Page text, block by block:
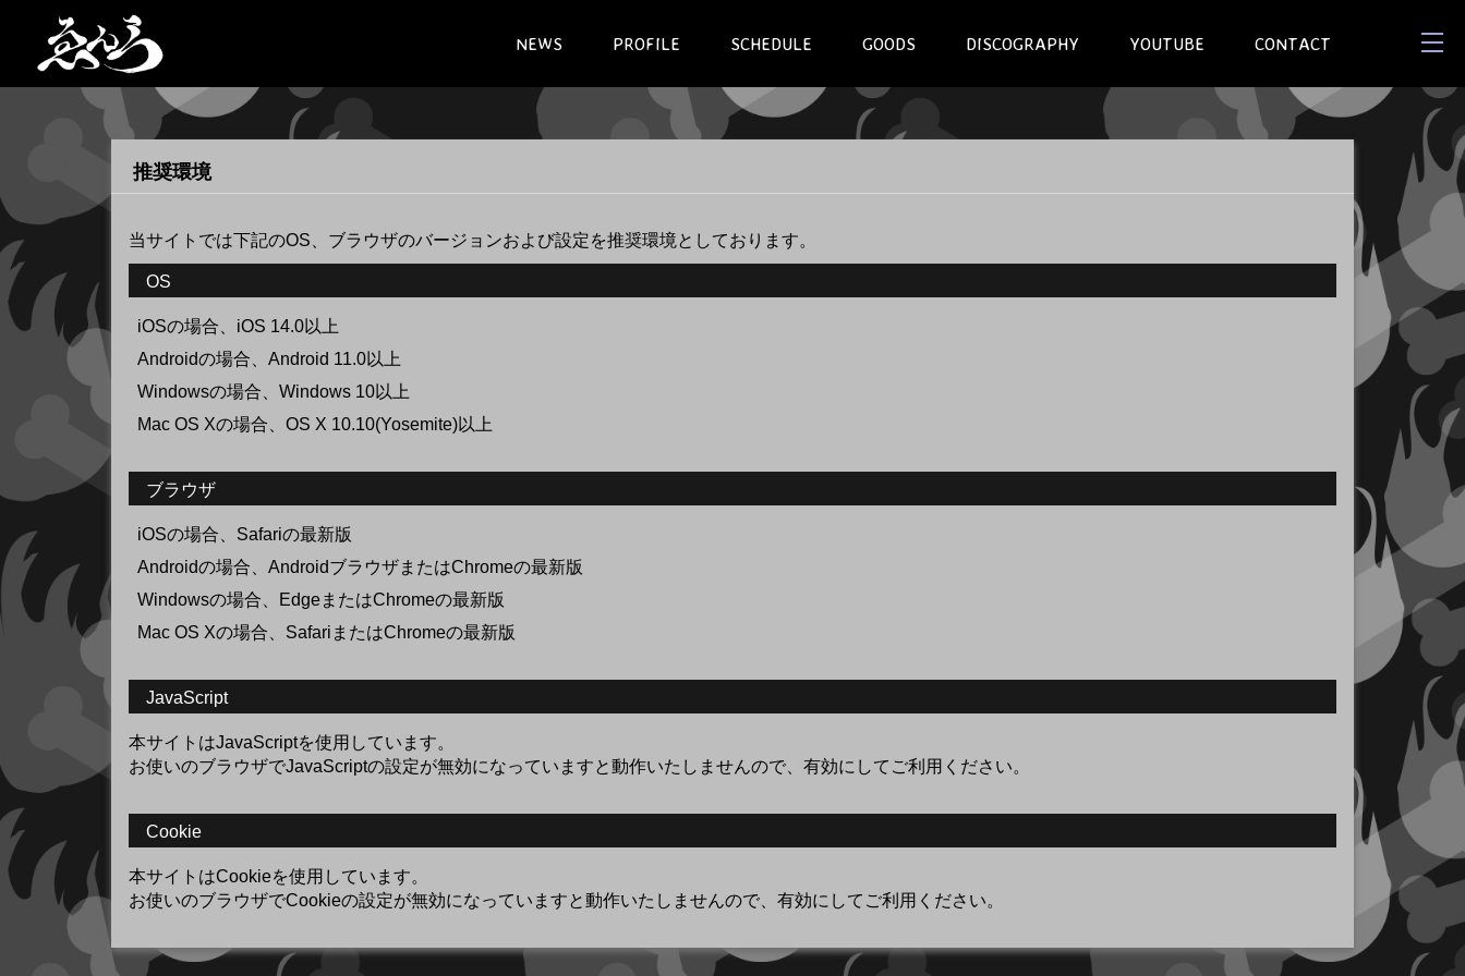
NEWS PROFILE SCHEDULE GOODS DISCOGRAPHY YOUTUBE CONTACT
推奨環境
当サイトでは下記のOS、ブラウザのバージョンおよび設定を推奨環境としております。
OS
iOSの場合、iOS 14.0以上
Androidの場合、Android 11.0以上
Windowsの場合、Windows 10以上
Mac OS Xの場合、OS X 10.10(Yosemite)以上
ブラウザ
iOSの場合、Safariの最新版
Androidの場合、AndroidブラウザまたはChromeの最新版
Windowsの場合、EdgeまたはChromeの最新版
Mac OS Xの場合、SafariまたはChromeの最新版
JavaScript
本サイトはJavaScriptを使用しています。
お使いのブラウザでJavaScriptの設定が無効になっていますと動作いたしませんので、有効にしてご利用ください。
Cookie
本サイトはCookieを使用しています。
お使いのブラウザでCookieの設定が無効になっていますと動作いたしませんので、有効にしてご利用ください。